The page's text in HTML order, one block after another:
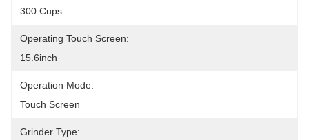
300 Cups
Operating Touch Screen:
15.6inch
Operation Mode:
Touch Screen
Grinder Type: